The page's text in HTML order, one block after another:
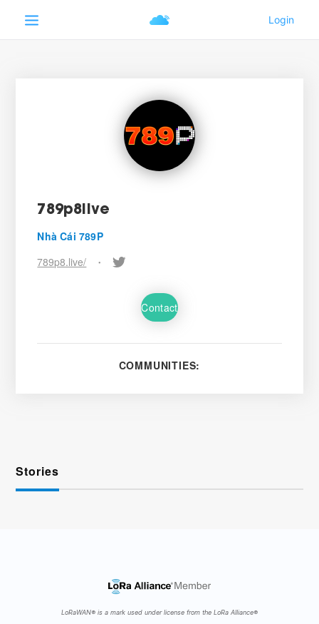
789p8live
Nhà Cái 789P
789p8.live/
•
Contact
COMMUNITIES:
Stories